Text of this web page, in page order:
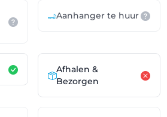
Aanhanger te huur
Afhalen &
Bezorgen